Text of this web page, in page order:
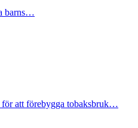
barns…
för att förebygga tobaksbruk…